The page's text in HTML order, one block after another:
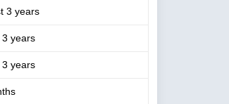
3 years
years
years